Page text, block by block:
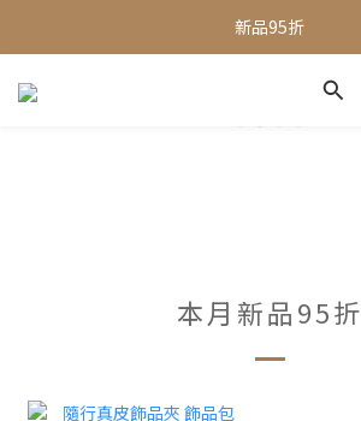
全館滿$1000即享免運
新品95折
全館滿$1000即享免運
本月新品95折